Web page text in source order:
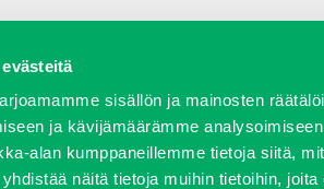
sisällön ja mainosten
ja kävijämäärämme
alan kumppaneillemme tietoja siitä,
näitä tietoja muihin tietoihin,
ja varaosat Verkkokauppa JT